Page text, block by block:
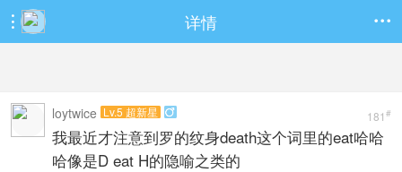
 详情 
181 #
loytwice Lv.5 超新星 
我最近才注意到罗的纹身death这个词里的eat哈哈
哈像是D eat H的隐喻之类的